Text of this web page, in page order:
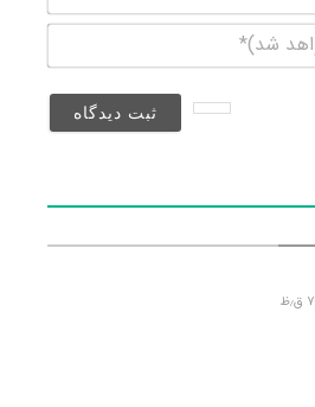
(منتشر